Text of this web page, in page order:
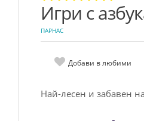
Игри с
ПАРНАС
Добави в любими
Най-лесен и забавен